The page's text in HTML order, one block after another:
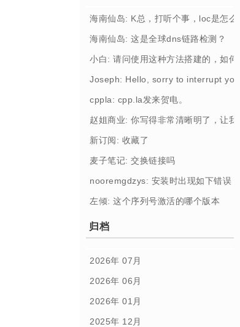
海南仙岛: K总，打听个事，loc是怎么
海南仙岛: 这是全球dns链路检测？
小白: 请问使用这种方法搭建的，如
Joseph: Hello, sorry to interrupt
cppla: cpp.la发来贺电。
赵姐商业: 你写得非常清晰明了，让
新订阅: 收藏了
麦子笔记: 交换链接吗
nooremgdzys: 安装时出现如下错误
左倾: 这个序列号激活的哪个版本
归档
2026年 07月
2026年 06月
2026年 01月
2025年 12月